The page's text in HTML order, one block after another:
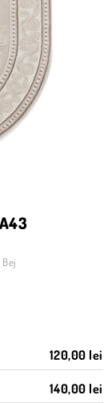
120,00 lei
140,00 lei